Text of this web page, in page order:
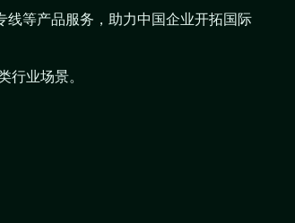
等产品服务，助力中国企业开拓国际
业场景。